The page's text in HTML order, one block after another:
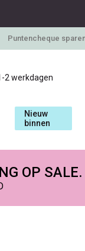
Puntencheque
2 werkdagen
Nieuw
binnen
OP SALE.